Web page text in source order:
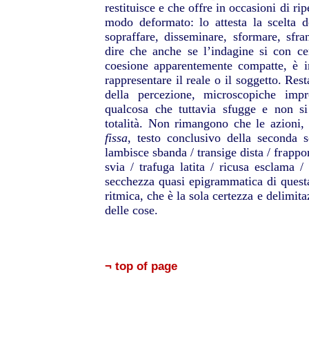
restituisce e che offre in occasioni di
modo deformato: lo attesta la scelta
sopraffare, disseminare, sformare,
dire che anche se l’indagine si con
coesione apparentemente compatte,
rappresentare il reale o il soggetto.
della percezione, microscopiche
qualcosa che tuttavia sfugge e non
totalità. Non rimangono che le
fissa, testo conclusivo della seconda
lambisce sbanda / transige dista /
svia / trafuga latita / ricusa esclama
secchezza quasi epigrammatica di
ritmica, che è la sola certezza e
delle cose.
¬ top of page